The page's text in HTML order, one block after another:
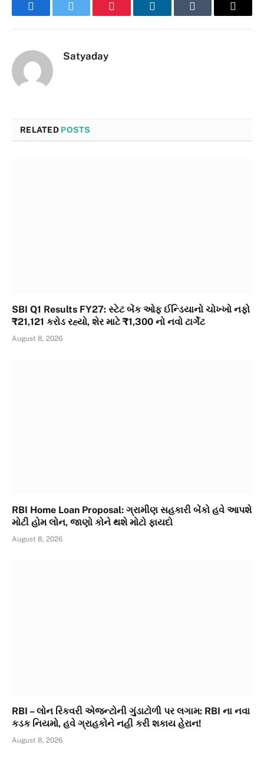
FacebookTwitter Pinterest LinkedInTumblr Email
Satyaday
RELATED POSTS
SBI Q1 Results FY27: સ્ટેટ બેંક ઓફ ઈન્ડિયાનો ચોખ્ખો નફો
₹21,121 કરોડ રહ્યો, શેર માટે ₹1,300 નો નવો ટાર્ગેટ
August 8, 2026
RBI Home Loan Proposal: ગ્રામીણ સહકારી બેંકો હવે આપશે
મોટી હોમ લોન, જાણો કોને થશે મોટો ફાયદો
August 8, 2026
RBI – લોન રિકવરી એજન્ટોની ગુંડાટોળી પર લગામ: RBI ના નવા
કડક નિયમો, હવે ગ્રાહકોને નહી કરી શકાય હેરાન!
August 8, 2026